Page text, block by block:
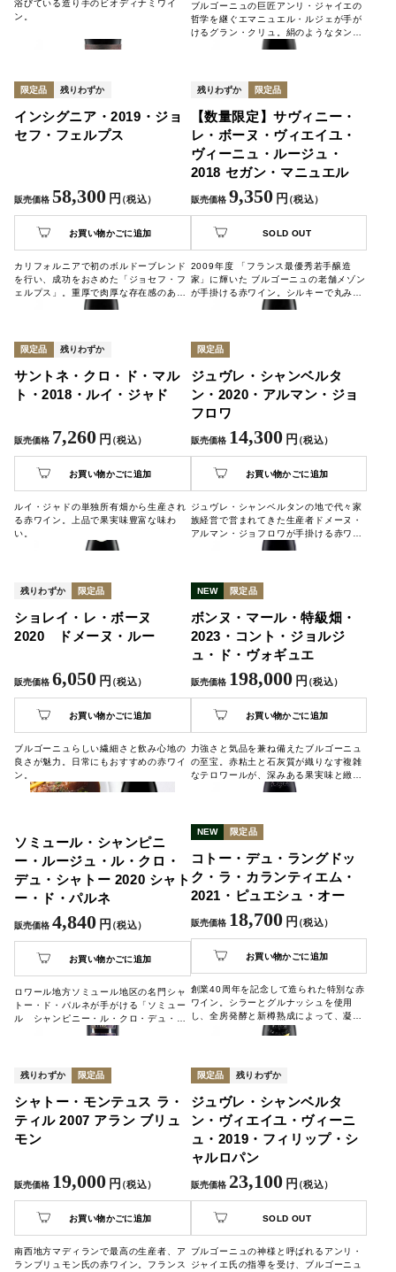
浴びている造り手のビオディナミワイ
ン。
ブルゴーニュの巨匠アンリ・ジャイエの
哲学を継ぐエマニュエル・ルジェが手が
けるグラン・クリュ。絹のようなタンニ
ンと凝縮した果実味、スパイスやトリュ
限定品
残りわずか
インシグニア・2019・ジョ
セフ・フェルプス
販売価格 58,300 円（税込）
お買い物かごに追加
カリフォルニアで初のボルドーブレンド
を行い、成功をおさめた「ジョセフ・フ
ェルプス」。重厚で肉厚な存在感のある
果実味と気品を兼ね備えた赤ワイン。
残りわずか 限定品
【数量限定】サヴィニー・
レ・ボーヌ・ヴィエイユ・
ヴィーニュ・ルージュ・
2018 セガン・マニュエル
販売価格 9,350円（税込）
SOLD OUT
2009年度 「フランス最優秀若手醸造
家」に輝いた ブルゴーニュの老舗メゾン
が手掛ける赤ワイン。シルキーで丸みの
あるタンニンときれいに調和しており、
限定品
残りわずか
サントネ・クロ・ド・マル
ト・2018・ルイ・ジャド
販売価格 7,260 円（税込）
お買い物かごに追加
ルイ・ジャドの単独所有畑から生産され
る赤ワイン。上品で果実味豊富な味わ
い。
限定品
ジュヴレ・シャンベルタ
ン・2020・アルマン・ジョ
フロワ
販売価格 14,300円（税込）
お買い物かごに追加
ジュヴレ・シャンベルタンの地で代々家
族経営で営まれてきた生産者ドメーヌ・
アルマン・ジョフロワが手掛ける赤ワイ
ン。若々しいスミレのようなニュアンス
残りわずか
限定品
ショレイ・レ・ボーヌ
2020 ドメーヌ・ルー
販売価格 6,050 円（税込）
お買い物かごに追加
ブルゴーニュらしい繊細さと飲み心地の
良さが魅力。日常にもおすすめの赤ワイ
ン。
NEW 限定品
ボンヌ・マール・特級畑・
2023・コント・ジョルジ
ュ・ド・ヴォギュエ
販売価格 198,000円（税込）
お買い物かごに追加
力強さと気品を兼ね備えたブルゴーニュ
の至宝。赤粘土と石灰質が織りなす複雑
なテロワールが、深みある果実味と緻密
なタンニンを生み出します。記念日や特
ソミュール・シャンピニ
ー・ルージュ・ル・クロ・
デュ・シャトー 2020 シャト
ー・ド・パルネ
販売価格 4,840 円（税込）
お買い物かごに追加
ロワール地方ソミュール地区の名門シャ
トー・ド・パルネが手がける「ソミュー
ル シャンピニー・ル・クロ・デュ・シ
ャトー」。グリオットチェリーのジャム
シナモンのスパイシーなニュアンスが料
理との相性を引き立てます。
NEW 限定品
コトー・デュ・ラングドッ
ク・ラ・カランティエム・
2021・ピュエシュ・オー
販売価格 18,700円（税込）
お買い物かごに追加
創業40周年を記念して造られた特別な赤
ワイン。シラーとグルナッシュを使用
し、全房発酵と新樽熟成によって、凝縮
感ある果実味とスパイスの複雑な香りが
残りわずか 限定品
シャトー・モンテュス ラ・
ティル 2007 アラン ブリュ
モン
販売価格 19,000 円（税込）
お買い物かごに追加
南西地方マディランで最高の生産者、ア
ランブリュモン氏の赤ワイン。フランス
限定品 残りわずか
ジュヴレ・シャンベルタ
ン・ヴィエイユ・ヴィーニ
ュ・2019・フィリップ・シ
ャルロパン
販売価格 23,100円（税込）
SOLD OUT
ブルゴーニュの神様と呼ばれるアンリ・
ジャイエ氏の指導を受け、ブルゴーニュ